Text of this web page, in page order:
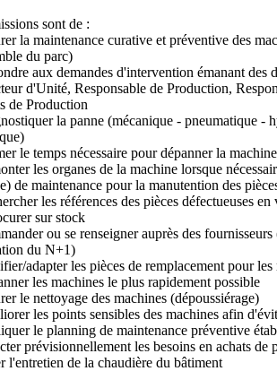
sont de :
la maintenance curative et préventive des
du parc)
aux demandes d'intervention émanant des
d'Unité, Responsable de Production,
de Production
la panne (mécanique - pneumatique -
le temps nécessaire pour dépanner la machine
les organes de la machine lorsque
de maintenance pour la manutention des
les références des pièces défectueuses
sur stock
ou se renseigner auprès des
du N+1)
adapter les pièces de remplacement pour
les machines le plus rapidement possible
le nettoyage des machines (dépoussiérage)
les points sensibles des machines afin
le planning de maintenance préventive
prévisionnellement les besoins en achats de
l'entretien de la chaudière du bâtiment